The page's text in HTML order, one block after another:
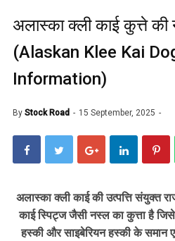
अलास्का क्ली काई कुत्ते की
(Alaskan Klee Kai
Information)
By Stock Road 15 September, 2025
अलास्का क्ली काई की उत्पत्ति संयुक्त
काई स्पिट्ज जैसी नस्ल का कुत्ता है
हस्की और साइबेरियन हस्की के समान